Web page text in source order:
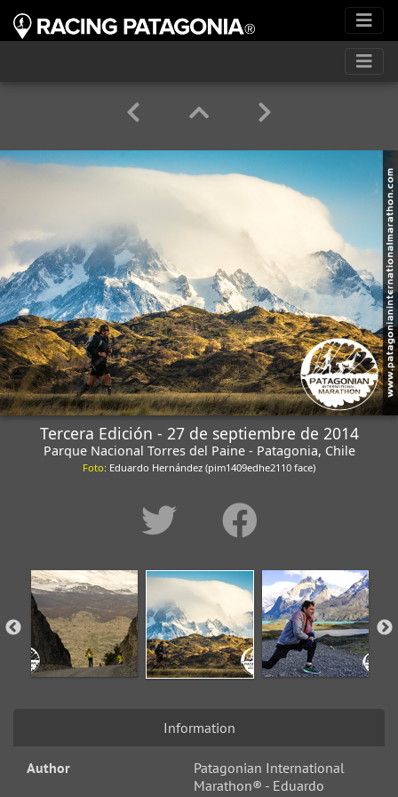
Tercera Edición - 27 de septiembre de 2014
Parque Nacional Torres del Paine - Patagonia, Chile
Foto: Eduardo Hernández (pim1409edhe2110 face)
Information
Author
Patagonian International
Marathon® - Eduardo